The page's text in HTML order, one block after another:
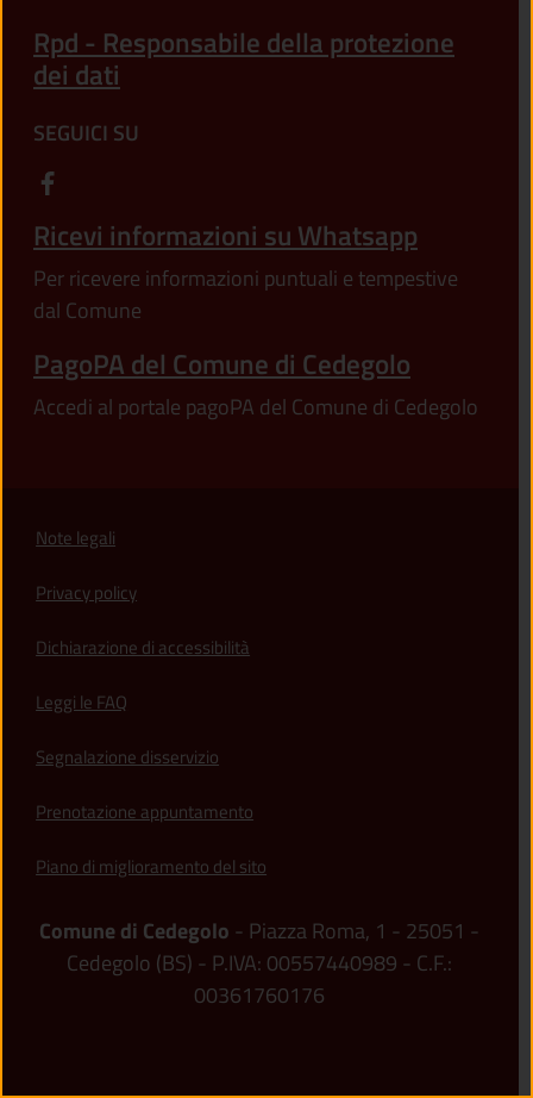
Rpd - Responsabile della protezione
dei dati
SEGUICI SU
Ricevi informazioni su Whatsapp
Per ricevere informazioni puntuali e tempestive
dal Comune
PagoPA del Comune di Cedegolo
Accedi al portale pagoPA del Comune di Cedegolo
Note legali
Privacy policy
Dichiarazione di accessibilità
Leggi le FAQ
Segnalazione disservizio
Prenotazione appuntamento
Piano di miglioramento del sito
Comune di Cedegolo - Piazza Roma, 1 - 25051 -
Cedegolo (BS) - P.IVA: 00557440989 - C.F.:
00361760176